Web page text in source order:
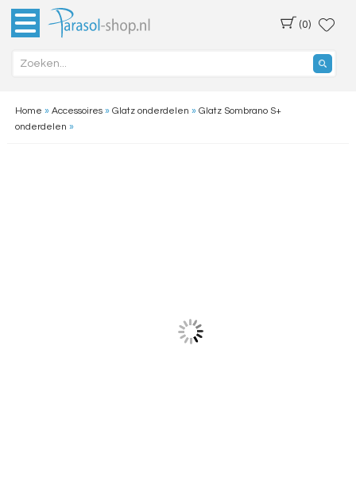
(0)
Home » Accessoires» Glatz onderdelen » Glatz Sombrano S+
onderdelen »